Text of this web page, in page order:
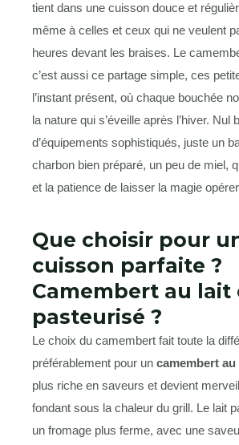
tient dans une cuisson douce et
même à celles et ceux qui ne veulent
heures devant les braises. Le
c’est aussi ce partage simple, ces
l’instant présent, où chaque bouchée
la nature qui s’éveille après l’hiver. Nul
d’équipements sophistiqués, juste un
charbon bien préparé, un peu de miel,
et la patience de laisser la magie
Que choisir pour
cuisson parfaite ?
Camembert au lait
pasteurisé ?
Le choix du camembert fait toute la
préférablement pour un camembert
plus riche en saveurs et devient
fondant sous la chaleur du grill. Le lait
un fromage plus ferme, avec une